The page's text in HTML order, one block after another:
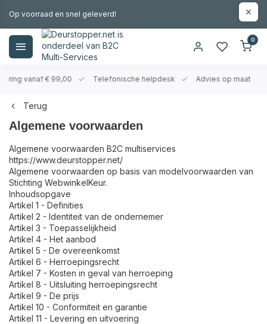
Op voorraad en snel geleverd!
0
vanaf € 99,00 Telefonische helpdesk Advies op maat
Terug
Algemene voorwaarden
Algemene voorwaarden B2C multiservices
https://www.deurstopper.net/
Algemene voorwaarden op basis van modelvoorwaarden van
Stichting WebwinkelKeur.
Inhoudsopgave
Artikel 1 - Definities
Artikel 2 - Identiteit van de ondernemer
Artikel 3 - Toepasselijkheid
Artikel 4 - Het aanbod
Artikel 5 - De overeenkomst
Artikel 6 - Herroepingsrecht
Artikel 7 - Kosten in geval van herroeping
Artikel 8 - Uitsluiting herroepingsrecht
Artikel 9 - De prijs
Artikel 10 - Conformiteit en garantie
Artikel 11 - Levering en uitvoering